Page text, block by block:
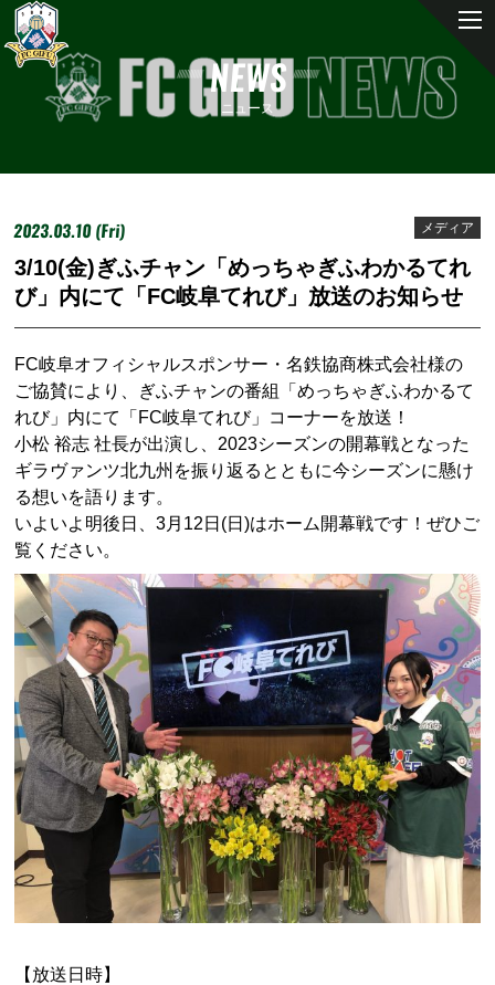
NEWS
ニュース
2023.03.10 (Fri) メディア
3/10(金)ぎふチャン「めっちゃぎふわかるてれ
び」内にて「FC岐阜てれび」放送のお知らせ
FC岐阜オフィシャルスポンサー・名鉄協商株式会社様の
ご協賛により、ぎふチャンの番組「めっちゃぎふわかるて
れび」内にて「FC岐阜てれび」コーナーを放送！
小松 裕志 社長が出演し、2023シーズンの開幕戦となった
ギラヴァンツ北九州を振り返るとともに今シーズンに懸け
る想いを語ります。
いよいよ明後日、3月12日(日)はホーム開幕戦です！ぜひご
覧ください。
【放送日時】